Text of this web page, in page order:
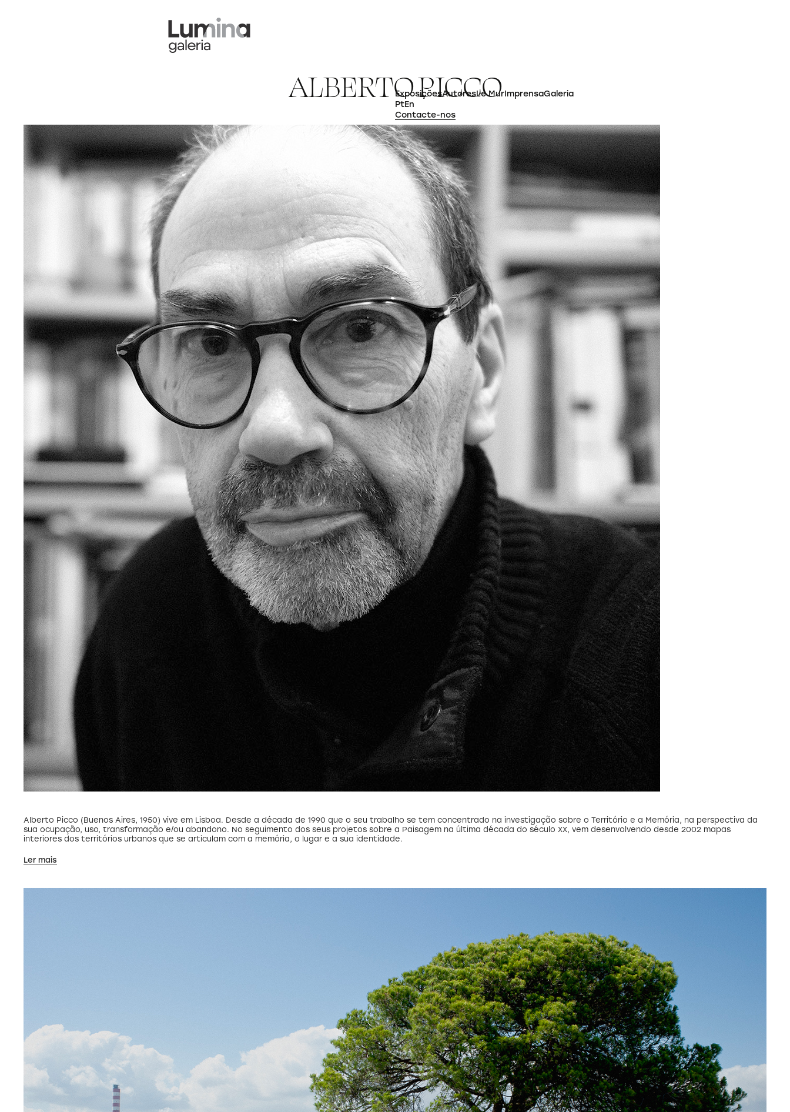
ExposiçõesAutoresLe MurImprensaGaleria
PtEn
Contacte-nos
ALBERTOPICCO
Alberto Picco (Buenos Aires, 1950) vive em Lisboa. Desde a década de 1990 que o seu trabalho se tem concentrado na investigação sobre o Território e a Memória, na perspectiva da
sua ocupação, uso, transformação e/ou abandono. No seguimento dos seus projetos sobre a Paisagem na última década do século XX, vem desenvolvendo desde 2002 mapas
interiores dos territórios urbanos que se articulam com a memória, o lugar e a sua identidade.
Ler mais